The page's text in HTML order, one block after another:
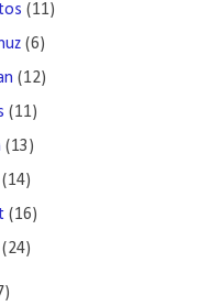
(11)
(6)
(12)
(11)
(13)
(14)
(16)
(24)